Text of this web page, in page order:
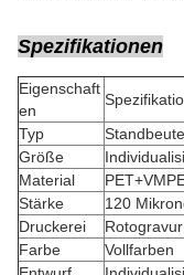
Spezifikationen
Eigenschaft
en
Typ
Größe
Material
Stärke
120
Druckerei
Rotogravur
Farbe
Vollfarben